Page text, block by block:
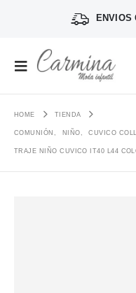
ENVIOS
HOME TIENDA
COMUNIÓN , NIÑO, CUVICO
TRAJE NIÑO CUVICO IT40 L44